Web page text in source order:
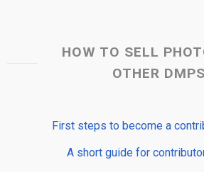
HOW TO SELL
OTHER DMPS
First steps to become a
A short guide for